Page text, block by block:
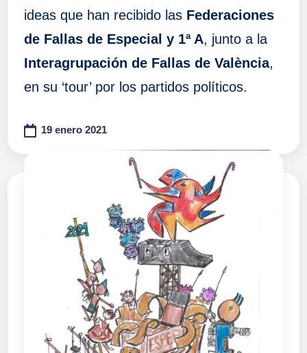
ideas que han recibido las Federaciones
de Fallas de Especial y 1ª A, junto a la
Interagrupación de Fallas de València,
en su ‘tour’ por los partidos políticos.
19 enero 2021